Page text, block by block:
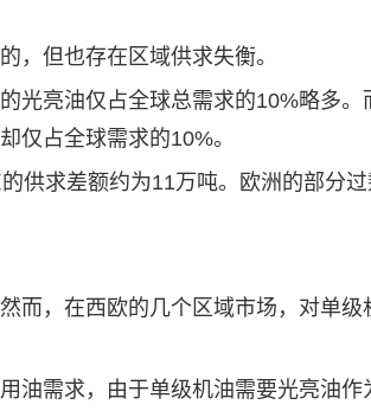
但也存在区域供求失衡。
光亮油仅占全球总需求的10%略多。
却仅占全球需求的10%。
求差额约为11万吨。欧洲的部分过
，在西欧的几个区域市场，对单级
需求，由于单级机油需要光亮油作